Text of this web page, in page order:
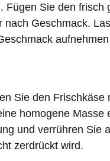
Sie den frisch
Geschmack.
Sie den
homogene Masse
und verrühren Sie
zerdrückt wird.